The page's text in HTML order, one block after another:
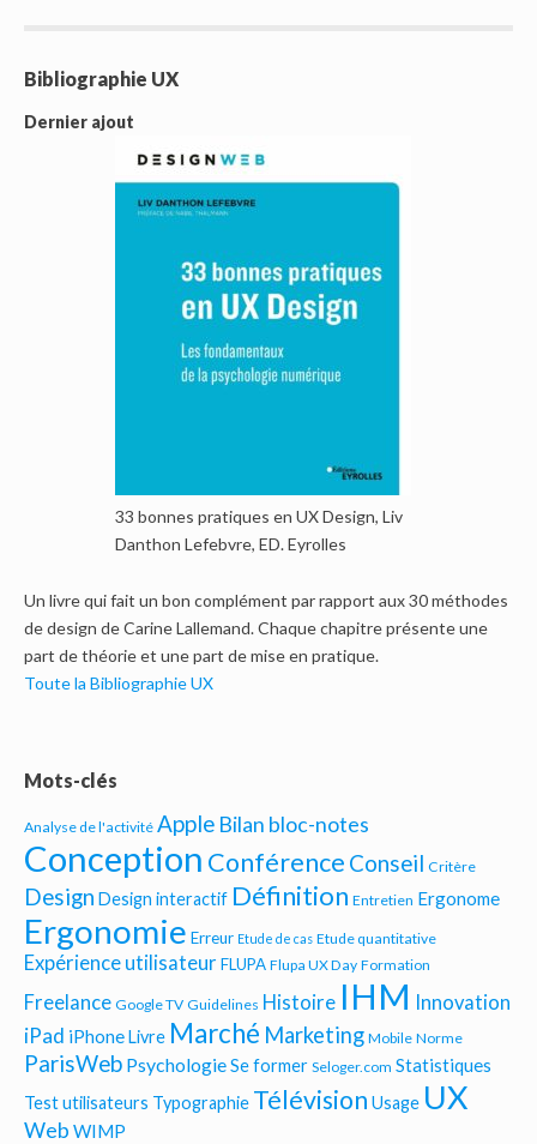
Bibliographie UX
Dernier ajout
33 bonnes pratiques en UX Design, Liv
Danthon Lefebvre, ED. Eyrolles
Un livre qui fait un bon complément par rapport aux 30 méthodes
de design de Carine Lallemand. Chaque chapitre présente une
part de théorie et une part de mise en pratique.
Toute la Bibliographie UX
Mots-clés
Analyse de l'activité Apple Bilan bloc-notes
Conception Conférence Conseil Critère
Design Design interactif Définition Entretien Ergonome
Ergonomie Erreur Etude de cas Etude quantitative
Expérience utilisateur FLUPA Flupa UX Day Formation
Freelance Google TV Guidelines Histoire IHM Innovation
iPad iPhoneLivre Marché Marketing Mobile Norme
ParisWeb PsychologieSe former Seloger.com Statistiques
Test utilisateurs Typographie Télévision Usage UX
Web WIMP